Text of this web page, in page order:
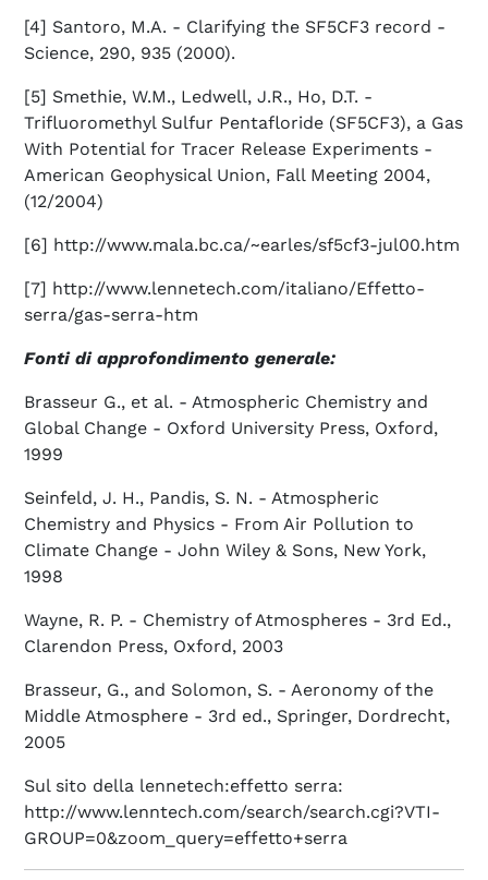
[4] Santoro, M.A. - Clarifying the SF5CF3 record -
Science, 290, 935 (2000).
[5] Smethie, W.M., Ledwell, J.R., Ho, D.T. -
Trifluoromethyl Sulfur Pentafloride (SF5CF3), a Gas
With Potential for Tracer Release Experiments -
American Geophysical Union, Fall Meeting 2004,
(12/2004)
[6] http://www.mala.bc.ca/~earles/sf5cf3-jul00.htm
[7] http://www.lennetech.com/italiano/Effetto-
serra/gas-serra-htm
Fonti di approfondimento generale:
Brasseur G., et al. - Atmospheric Chemistry and
Global Change - Oxford University Press, Oxford,
1999
Seinfeld, J. H., Pandis, S. N. - Atmospheric
Chemistry and Physics - From Air Pollution to
Climate Change - John Wiley & Sons, New York,
1998
Wayne, R. P. - Chemistry of Atmospheres - 3rd Ed.,
Clarendon Press, Oxford, 2003
Brasseur, G., and Solomon, S. - Aeronomy of the
Middle Atmosphere - 3rd ed., Springer, Dordrecht,
2005
Sul sito della lennetech:effetto serra:
http://www.lenntech.com/search/search.cgi?VTI-
GROUP=0&zoom_query=effetto+serra